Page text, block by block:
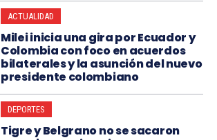
ACTUALIDAD
Milei inicia una gira por Ecuador y
Colombia con foco en acuerdos
bilaterales y la asunción del nuevo
presidente colombiano
DEPORTES
Tigre y Belgrano no se sacaron